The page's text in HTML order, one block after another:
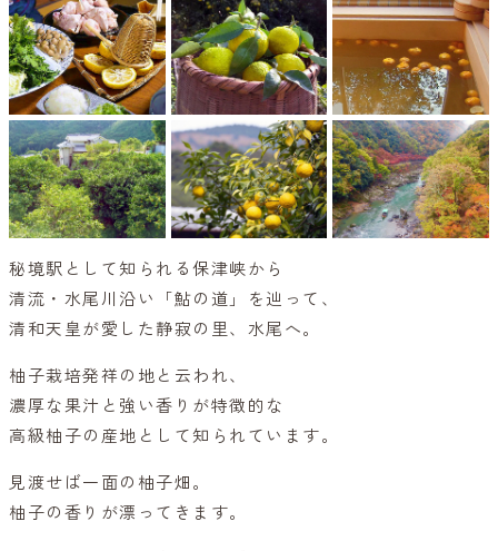
秘境駅として知られる保津峡から
清流・水尾川沿い「鮎の道」を辿って、
清和天皇が愛した静寂の里、水尾へ。
柚子栽培発祥の地と云われ、
濃厚な果汁と強い香りが特徴的な
高級柚子の産地として知られています。
見渡せば一面の柚子畑。
柚子の香りが漂ってきます。